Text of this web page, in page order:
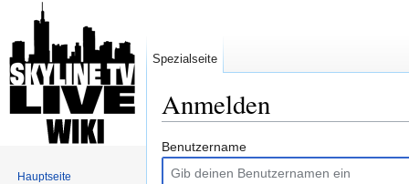
Anmelden
Benutzername
Spezialseite
Hauptseite